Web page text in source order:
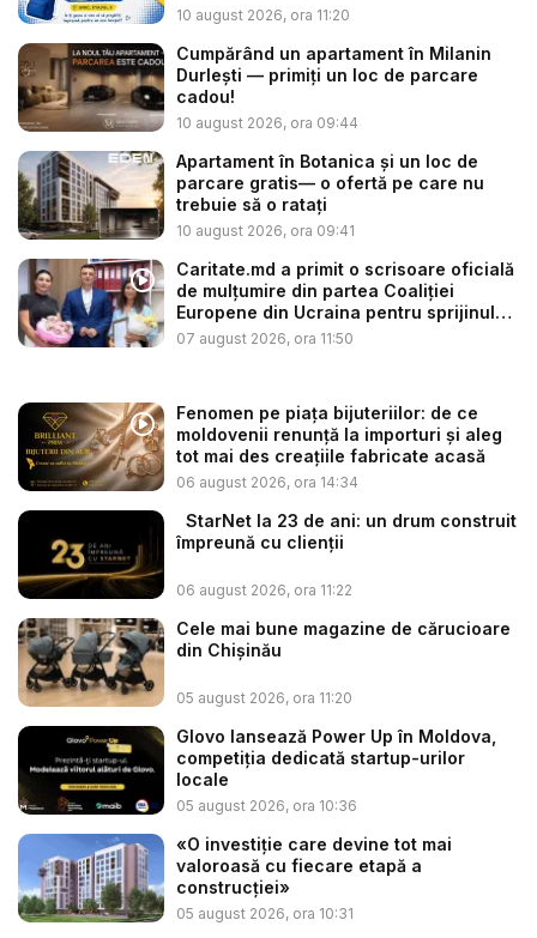
10 august 2026, ora 11:20
Cumpărând un apartament în Milanin
Durlești — primiți un loc de parcare
cadou!
10 august 2026, ora 09:44
Apartament în Botanica și un loc de
parcare gratis— o ofertă pe care nu
trebuie să o ratați
10 august 2026, ora 09:41
Caritate.md a primit o scrisoare oficială
de mulțumire din partea Coaliției
Europene din Ucraina pentru sprijinul
a...
07 august 2026, ora 11:50
Fenomen pe piața bijuteriilor: de ce
moldovenii renunță la importuri și aleg
tot mai des creațiile fabricate acasă
06 august 2026, ora 14:34
StarNet la 23 de ani: un drum construit
împreună cu clienții
06 august 2026, ora 11:22
Cele mai bune magazine de cărucioare
din Chișinău
05 august 2026, ora 11:20
Glovo lansează Power Up în Moldova,
competiția dedicată startup-urilor
locale
05 august 2026, ora 10:36
«O investiție care devine tot mai
valoroasă cu fiecare etapă a
construcției»
05 august 2026, ora 10:31